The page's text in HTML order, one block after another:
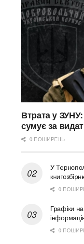
Втрата у
сумує за
0 ПОШИРЕНЬ
У
0
Графіки
0